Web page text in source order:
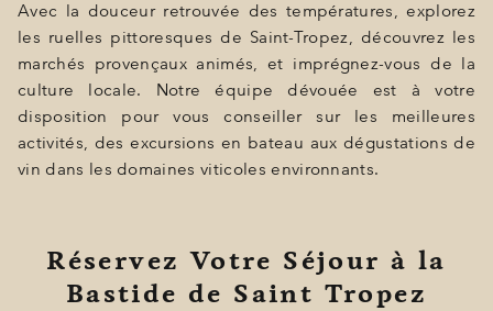
Avec la douceur retrouvée des températures, explorez
les ruelles pittoresques de Saint-Tropez, découvrez les
marchés provençaux animés, et imprégnez-vous de la
culture locale. Notre équipe dévouée est à votre
disposition pour vous conseiller sur les meilleures
activités, des excursions en bateau aux dégustations de
vin dans les domaines viticoles environnants.
Réservez Votre Séjour à la
Bastide de Saint Tropez